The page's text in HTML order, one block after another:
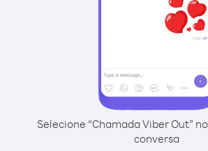
Selecione “Chamada Viber Out”
conversa